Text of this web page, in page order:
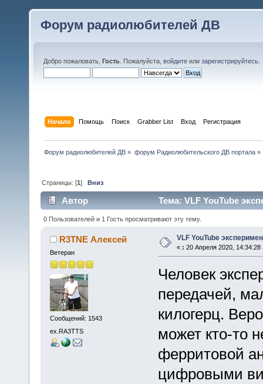
Форум радиолюбителей ДВ
Добро пожаловать, Гость . Пожалуйста, войдите или зарегистрируйтесь
Начало Помощь Поиск Grabber List Вход Регистрация
Форум радиолюбителей ДВ » форум Радиолюбительского ДВ портала»
Страницы: [1]Вниз
Автор Тема: VLF YouTube
0 Пользователей и 1 Гость просматривают эту тему.
R3TNE Алексей
Ветеран
Сообщений: 1543
ex.RA3TTS
VLF YouTube
« : 20 Апреля 2020, 14:34:28
Человек
передачей,
килогерц.
может кто-то
ферритовой
цифровыми